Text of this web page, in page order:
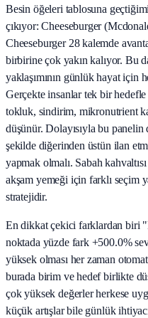
Besin öğeleri tablosuna
çıkıyor: Cheeseburger
Cheeseburger 28 kalemde
birbirine çok yakın kalıyor. Bu
yaklaşımının günlük hayat için
Gerçekte insanlar tek bir
tokluk, sindirim, mikronutrient
düşünür. Dolayısıyla bu
şekilde diğerinden üstün ilan
yapmak olmalı. Sabah
akşam yemeği için farklı seçim
stratejidir.
En dikkat çekici farklardan biri
noktada yüzde fark +500.0%
yüksek olması her zaman
burada birim ve hedef birlikte
çok yüksek değerler herkese
küçük artışlar bile günlük